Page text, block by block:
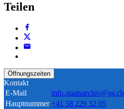
Teilen
Öffnungszeiten
Kontakt
E-Mail
info.staatsarchiv@sg.ch
Hauptnummer +41 58 229 32 05